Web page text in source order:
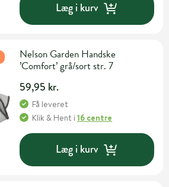
Læg i kurv
Nelson Garden Handske
’Comfort’ grå/sort str. 7
59,95 kr.
Få leveret
Klik & Hent i16 centre
Læg i kurv